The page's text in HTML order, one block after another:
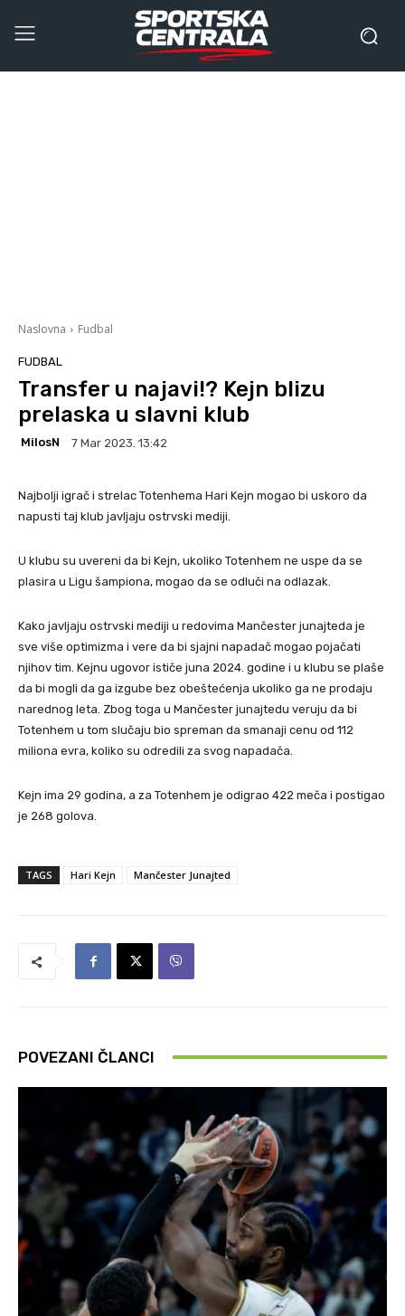
Naslovna Fudbal
FUDBAL
Transfer u najavi!? Kejn blizu
prelaska u slavni klub
MilosN 7 Mar 2023. 13:42
Najbolji igrač i strelac Totenhema Hari Kejn mogao bi uskoro da
napusti taj klub javljaju ostrvski mediji.
U klubu su uvereni da bi Kejn, ukoliko Totenhem ne uspe da se
plasira u Ligu šampiona, mogao da se odluči na odlazak.
Kako javljaju ostrvski mediji u redovima Mančester junajteda je
sve više optimizma i vere da bi sjajni napadač mogao pojačati
njihov tim. Kejnu ugovor ističe juna 2024. godine i u klubu se plaše
da bi mogli da ga izgube bez obeštećenja ukoliko ga ne prodaju
narednog leta. Zbog toga u Mančester junajtedu veruju da bi
Totenhem u tom slučaju bio spreman da smanaji cenu od 112
miliona evra, koliko su odredili za svog napadača.
Kejn ima 29 godina, a za Totenhem je odigrao 422 meča i postigao
je 268 golova.
TAGS Hari Kejn Mančester Junajted
POVEZANI ČLANCI